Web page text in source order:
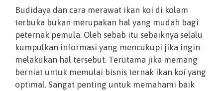
Budidaya dan cara merawat ikan koi di kolam
terbuka bukan merupakan hal yang mudah bagi
peternak pemula. Oleh sebab itu sebaiknya selalu
kumpulkan informasi yang mencukupi jika ingin
melakukan hal tersebut. Terutama jika memang
berniat untuk memulai bisnis ternak ikan koi yang
optimal. Sangat penting untuk memahami baik